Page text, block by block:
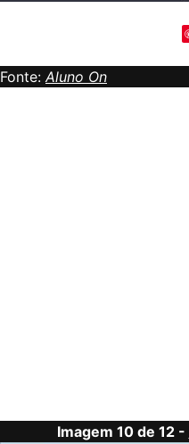
Fonte: Aluno On
Imagem 10 de 12 -